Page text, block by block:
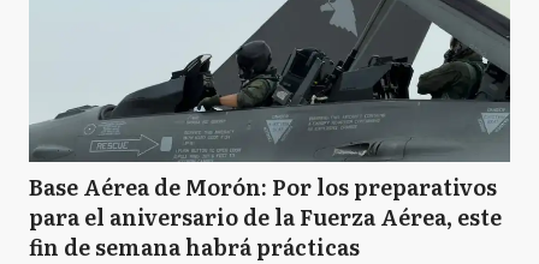
Base Aérea de Morón: Por los preparativos
para el aniversario de la Fuerza Aérea, este
fin de semana habrá prácticas